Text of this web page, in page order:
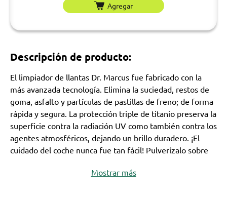
Agregar
Descripción de producto:
El limpiador de llantas Dr. Marcus fue fabricado con la
más avanzada tecnología. Elimina la suciedad, restos de
goma, asfalto y partículas de pastillas de freno; de forma
rápida y segura. La protección triple de titanio preserva la
superficie contra la radiación UV como también contra los
agentes atmosféricos, dejando un brillo duradero. ¡El
cuidado del coche nunca fue tan fácil! Pulverízalo sobre
Mostrar más